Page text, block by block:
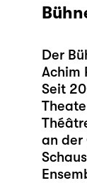
Der
Achim
Seit
an der